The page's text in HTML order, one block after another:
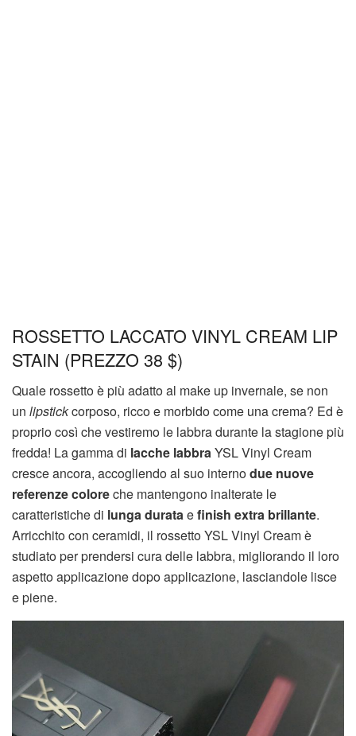
ROSSETTO LACCATO VINYL CREAM LIP
STAIN (PREZZO 38 $)
Quale rossetto è più adatto al make up invernale, se non
un lipstickcorposo, ricco e morbido come una crema? Ed è
proprio così che vestiremo le labbra durante la stagione più
fredda! La gamma di lacche labbraYSL Vinyl Cream
cresce ancora, accogliendo al suo internodue nuove
referenze coloreche mantengono inalterate le
caratteristiche di lunga durataefinish extra brillante.
Arricchito con ceramidi, il rossetto YSL Vinyl Cream è
studiato per prendersi cura delle labbra, migliorando il loro
aspetto applicazione dopo applicazione, lasciandole lisce
e piene.